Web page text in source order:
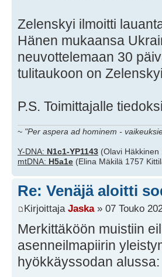
Zelenskyi ilmoitti
Hänen mukaansa
neuvottelemaan 30
tulitaukoon on
P.S. Toimittajalle
~ "Per aspera ad hominem -
Y-DNA: N1c1-YP1143 (Olavi
mtDNA: H5a1e (Elina Mäkilä 1757
Re: Venäjä aloitti
Kirjoittaja Jaska» 07 Touko
Merkittäköön muistiin
asenneilmapiirin
hyökkäyssodan alussa: